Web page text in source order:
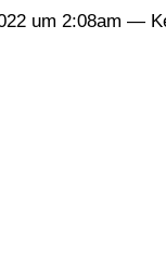
um 2:08am —